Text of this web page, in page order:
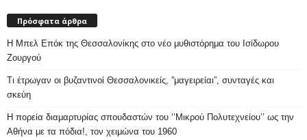
Πρόσφατα άρθρα
Η Μπελ Επόκ της Θεσσαλονίκης στο νέο μυθιστόρημα του Ισίδωρου
Ζουργού
Τι έτρωγαν οι βυζαντινοί Θεσσαλονικείς, ”μαγειρείαι”, συνταγές και
σκεύη
Η πορεία διαμαρτυρίας σπουδαστών του ‘’Μικρού Πολυτεχνείου’’ ως την
Αθήνα με τα πόδια!, τον χειμώνα του 1960